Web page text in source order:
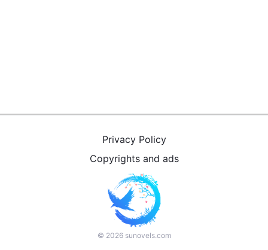
© 2026 sunovels.com
Privacy Policy
Copyrights and ads